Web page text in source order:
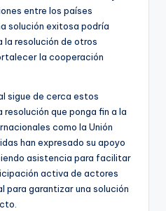
entre los países
solución exitosa podría
la resolución de otros
la cooperación
sigue de cerca estos
que ponga fin a la
como la Unión
han expresado su apoyo
asistencia para facilitar
activa de actores
para garantizar una solución